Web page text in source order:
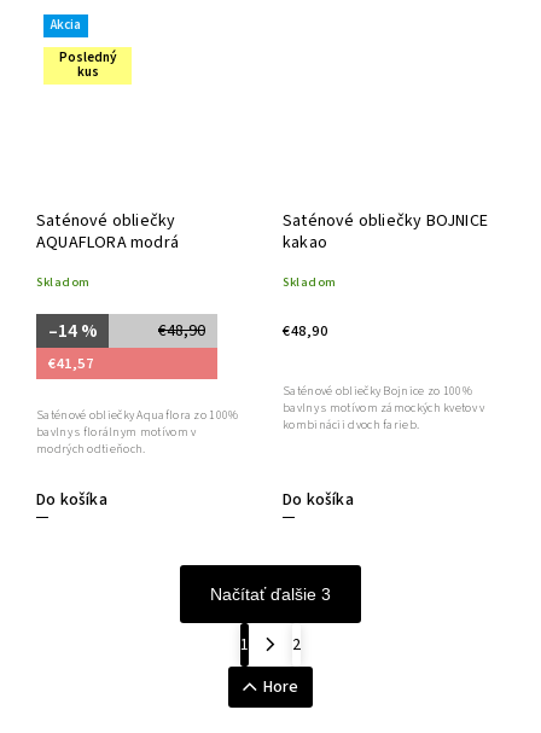
Akcia
Posledný
kus
Saténové obliečky
AQUAFLORA modrá
Skladom
€48,90
–14 %
€41,57
Do košíka
Saténové obliečky Aquaflora zo 100%
bavlny s florálnym motívom v
modrých odtieňoch.
Saténové obliečky BOJNICE
kakao
Skladom
€48,90
Do košíka
Saténové obliečky Bojnice zo 100%
bavlny s motívom zámockých kvetov v
kombinácii dvoch farieb.
Načítať ďalšie 3
1
2
Hore